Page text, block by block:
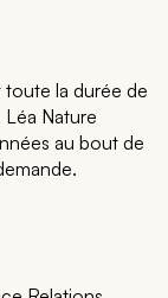
la durée de
Nature
au bout de